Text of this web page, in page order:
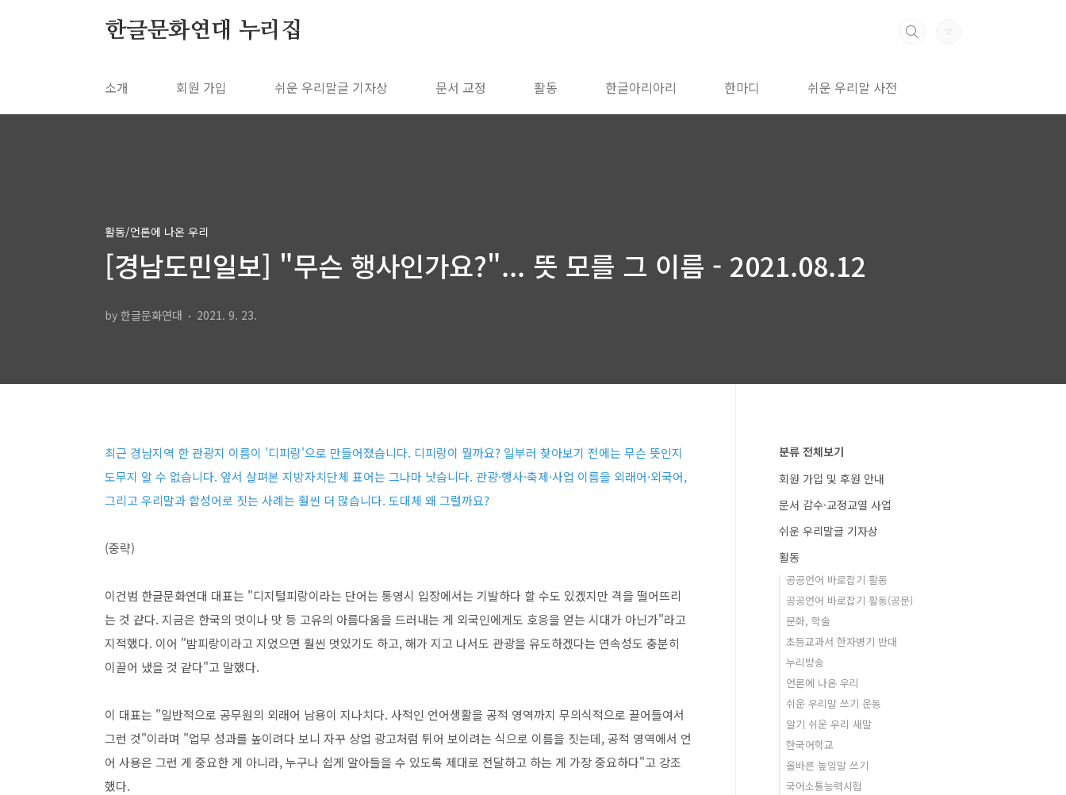
한글문화연대 누리집
소개 회원 가입 쉬운 우리말글 기자상 문서 교정 활동 한글아리아리 한마디 쉬운 우리말 사전
활동/언론에 나온 우리
[경남도민일보] "무슨 행사인가요?"... 뜻 모를 그 이름 - 2021.08.12
by 한글문화연대 2021. 9. 23.
최근 경남지역 한 관광지 이름이 '디피랑'으로 만들어졌습니다. 디피랑이 뭘까요? 일부러 찾아보기 전에는 무슨 뜻인지
도무지 알 수 없습니다. 앞서 살펴본 지방자치단체 표어는 그나마 낫습니다. 관광·행사·축제·사업 이름을 외래어·외국어,
그리고 우리말과 합성어로 짓는 사례는 훨씬 더 많습니다. 도대체 왜 그럴까요?
(중략)
이건범 한글문화연대 대표는 "디지털피랑이라는 단어는 통영시 입장에서는 기발하다 할 수도 있겠지만 격을 떨어뜨리
는 것 같다. 지금은 한국의 멋이나 맛 등 고유의 아름다움을 드러내는 게 외국인에게도 호응을 얻는 시대가 아닌가"라고
지적했다. 이어 "밤피랑이라고 지었으면 훨씬 멋있기도 하고, 해가 지고 나서도 관광을 유도하겠다는 연속성도 충분히
이끌어 냈을 것 같다"고 말했다.
이 대표는 "일반적으로 공무원의 외래어 남용이 지나치다. 사적인 언어생활을 공적 영역까지 무의식적으로 끌어들여서
그런 것"이라며 "업무 성과를 높이려다 보니 자꾸 상업 광고처럼 튀어 보이려는 식으로 이름을 짓는데, 공적 영역에서 언
어 사용은 그런 게 중요한 게 아니라, 누구나 쉽게 알아들을 수 있도록 제대로 전달하고 하는 게 가장 중요하다"고 강조
했다.
분류 전체보기
회원 가입 및 후원 안내
문서 감수·교정교열 사업
쉬운 우리말글 기자상
활동
공공언어 바로잡기 활동
공공언어 바로잡기 활동(공문)
문화, 학술
초등교과서 한자병기 반대
누리방송
언론에 나온 우리
쉬운 우리말 쓰기 운동
알기 쉬운 우리 새말
한국어학교
올바른 높임말 쓰기
국어소통능력시험